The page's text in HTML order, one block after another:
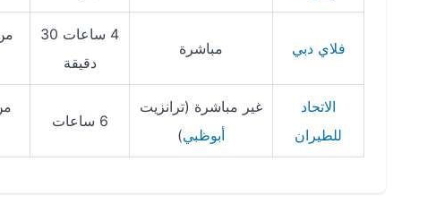
فلاي دبي مباشرة
4 ساعات 30
دقيقة
الاتحاد
للطيران
غير مباشرة (ترانزيت
أبوظبي)
6 ساعات